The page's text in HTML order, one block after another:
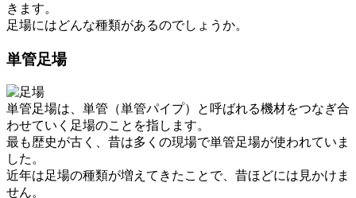
きます。
足場にはどんな種類があるのでしょうか。
単管足場
単管足場は、単管（単管パイプ）と呼ばれる機材をつなぎ合
わせていく足場のことを指します。
最も歴史が古く、昔は多くの現場で単管足場が使われていま
した。
近年は足場の種類が増えてきたことで、昔ほどには見かけま
せん。